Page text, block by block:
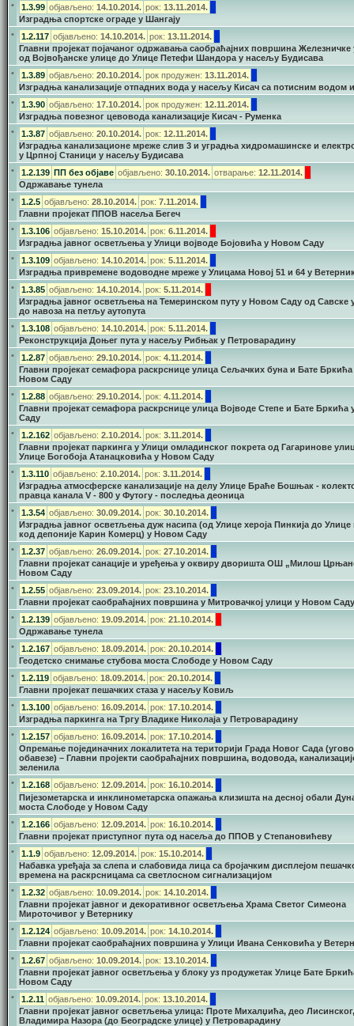
• 1.3.99 објављено: 14.10.2014. рок: 13.11.2014.
Изградња спортске ограде у Шангају
•
1.2.117 објављено: 14.10.2014. рок: 13.11.2014.
Главни пројекат појачаног одржавања саобраћајних површина Железничке
од Војвођанске улице до Улице Петефи Шандора у насељу Будисава
•
1.3.89 објављено: 20.10.2014. рок продужен: 13.11.2014.
Изградња канализације отпадних вода у насељу Кисач са потисним водом
•
1.3.90 објављено: 17.10.2014. рок продужен: 12.11.2014.
Изградња повезног цевовода канализације Кисач - Руменка
•
1.3.87 објављено: 20.10.2014. рок: 12.11.2014.
Изградња канализационе мреже слив 3 и уградња хидромашинске и
у Црпној Станици у насељу Будисава
•
1.2.139 ПП без објаве објављено: 30.10.2014. отварање: 12.11.2014.
Одржавање тунела
•
1.2.5 објављено: 28.10.2014. рок: 7.11.2014.
Главни пројекат ППОВ насеља Бегеч
•
1.3.106 објављено: 15.10.2014. рок: 6.11.2014.
Изградња јавног осветљења у Улици војводе Бојовића у Новом Саду
•
1.3.109 објављено: 14.10.2014. рок: 5.11.2014.
Изградња привремене водоводне мреже у Улицама Новој 51 и 64 у
•
1.3.85 објављено: 14.10.2014. рок: 5.11.2014.
Изградња јавног осветљења на Темеринском путу у Новом Саду од Савске
до навоза на петљу аутопута
•
1.3.108 објављено: 14.10.2014. рок: 5.11.2014.
Реконструкција Доњег пута у насељу Рибњак у Петроварадину
•
1.2.87 објављено: 29.10.2014. рок: 4.11.2014.
Главни пројекат семафора раскрснице улица Сељачких буна и Бате Бркића
Новом Саду
•
1.2.88 објављено: 29.10.2014. рок: 4.11.2014.
Главни пројекат семафора раскрснице улица Војводе Степе и Бате Бркића
Саду
•
1.2.162 објављено: 2.10.2014. рок: 3.11.2014.
Главни пројекат паркинга у Улици омладинског покрета од Гагаринове
Улице Богобоја Атанацковића у Новом Саду
•
1.3.110 објављено: 2.10.2014. рок: 3.11.2014.
Изградња атмосферске канализације на делу Улице Браће Бошњак -
правца канала V - 800 у Футогу - последња деоница
•
1.3.54 објављено: 30.09.2014. рок: 30.10.2014.
Изградња јавног осветљења дуж насипа (од Улице хероја Пинкија до Улице
код депоније Карин Комерц) у Новом Саду
•
1.2.37 објављено: 26.09.2014. рок: 27.10.2014.
Главни пројекат санације и уређења у оквиру дворишта ОШ „Милош
Новом Саду
•
1.2.55 објављено: 23.09.2014. рок: 23.10.2014.
Главни пројекат саобраћајних површина у Митровачкој улици у Новом Саду
•
1.2.139 објављено: 19.09.2014. рок: 21.10.2014.
Одржавање тунела
•
1.2.167 објављено: 18.09.2014. рок: 20.10.2014.
Геодетско снимање стубова моста Слободе у Новом Саду
•
1.2.119 објављено: 18.09.2014. рок: 20.10.2014.
Главни пројекат пешачких стаза у насељу Ковиљ
•
1.3.100 објављено: 16.09.2014. рок: 17.10.2014.
Изградња паркинга на Тргу Владике Николаја у Петроварадину
•
1.2.157 објављено: 16.09.2014. рок: 17.10.2014.
Опремање појединачних локалитета на територији Града Новог Сада
обавезе) – Главни пројекти саобраћајних површина, водовода,
зеленила
•
1.2.168 објављено: 12.09.2014. рок: 16.10.2014.
Пијезометарска и инклинометарска опажања клизишта на десној обали
моста Слободе у Новом Саду
•
1.2.166 објављено: 12.09.2014. рок: 16.10.2014.
Главни пројекат приступног пута од насеља до ППОВ у Степановићеву
•
1.1.9 објављено: 12.09.2014. рок: 15.10.2014.
Набавка уређаја за слепа и слабовида лица са бројачким дисплејом
времена на раскрсницама са светлосном сигнализацијом
•
1.2.32 објављено: 10.09.2014. рок: 14.10.2014.
Главни пројекат јавног и декоративног осветљења Храма Светог Симеона
Мироточивог у Ветернику
•
1.2.124 објављено: 10.09.2014. рок: 14.10.2014.
Главни пројекат саобраћајних површина у Улици Ивана Сенковића у
•
1.2.67 објављено: 10.09.2014. рок: 13.10.2014.
Главни пројекат јавног осветљења у блоку уз продужетак Улице Бате
Новом Саду
•
1.2.11 објављено: 10.09.2014. рок: 13.10.2014.
Главни пројекат јавног осветљења улица: Проте Михалџића, део
Владимира Назора (до Београдске улице) у Петроварадину